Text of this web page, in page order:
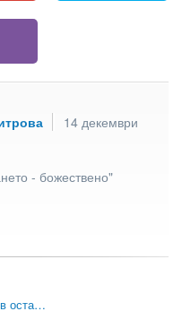
14 декември
- божествено"
оста…